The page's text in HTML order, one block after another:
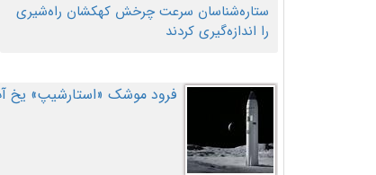
ستاره‌شناسان سرعت چرخش کهکشان راه‌شیری
را اندازه‌گیری کردند
فرود موشک «استارشیپ» یخ